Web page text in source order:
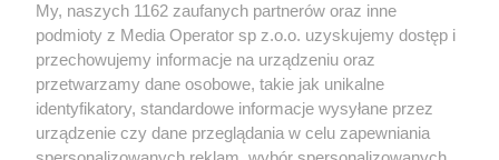
4 / 0
Wydawca mediów lokalnych
My, naszych 1162 zaufanych partnerów oraz inne
podmioty z Media Operator sp z.o.o. uzyskujemy dostęp i
przechowujemy informacje na urządzeniu oraz
przetwarzamy dane osobowe, takie jak unikalne
identyfikatory, standardowe informacje wysyłane przez
urządzenie czy dane przeglądania w celu zapewniania